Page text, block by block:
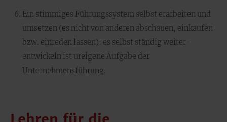
Ein stimmiges Führungssystem selbst erarbeiten und
umsetzen (es nicht von anderen abschauen, einkaufen
bzw. einreden lassen); es selbst ständig weiter-
entwickeln ist ureigene Aufgabe der
Unternehmensführung.